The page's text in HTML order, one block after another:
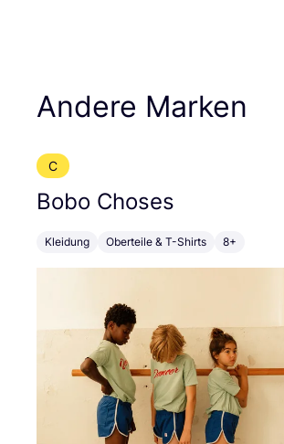
Andere Marken
C
Bobo Choses
Kleidung Oberteile & T-Shirts 8+